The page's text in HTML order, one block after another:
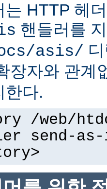
는 HTTP 헤
핸들러를
asis/
장자와 관계
한다.
/web/
send-